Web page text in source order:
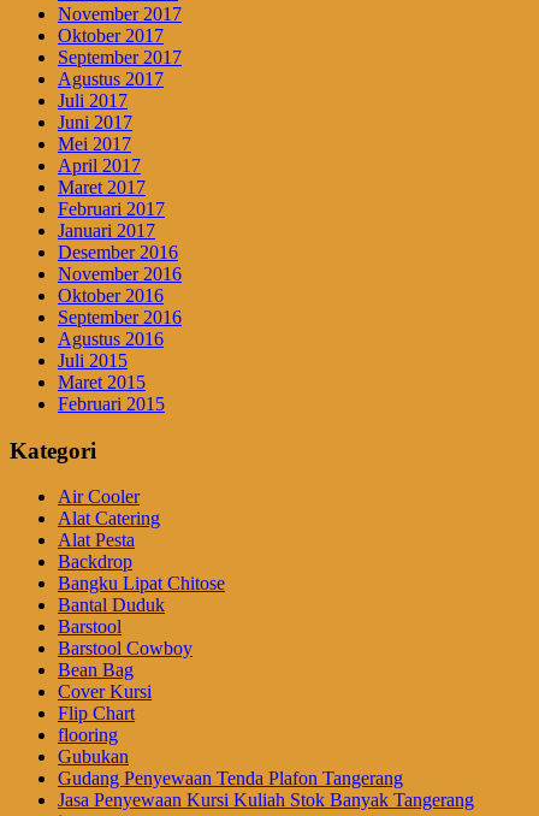
November 2017
Oktober 2017
September 2017
Agustus 2017
Juli 2017
Juni 2017
Mei 2017
April 2017
Maret 2017
Februari 2017
Januari 2017
Desember 2016
November 2016
Oktober 2016
September 2016
Agustus 2016
Juli 2015
Maret 2015
Februari 2015
Kategori
Air Cooler
Alat Catering
Alat Pesta
Backdrop
Bangku Lipat Chitose
Bantal Duduk
Barstool
Barstool Cowboy
Bean Bag
Cover Kursi
Flip Chart
flooring
Gubukan
Gudang Penyewaan Tenda Plafon Tangerang
Jasa Penyewaan Kursi Kuliah Stok Banyak Tangerang